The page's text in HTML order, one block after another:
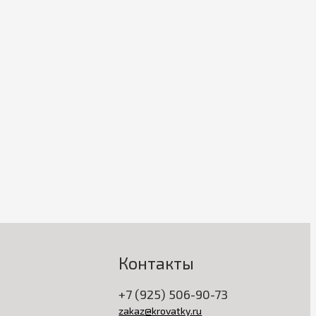
Контакты
+7 (925) 506-90-73
zakaz@krovatky.ru